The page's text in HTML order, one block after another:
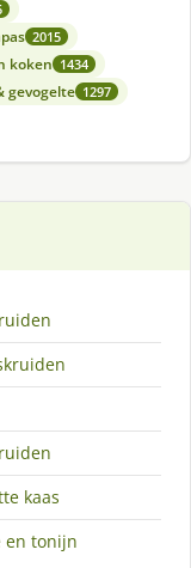
2015
koken 1434
gevogelte 1297
kaas
en tonijn